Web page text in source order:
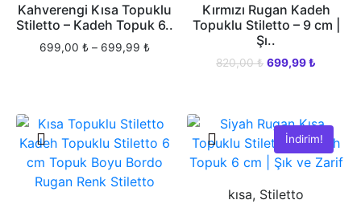
Kahverengi Kısa Topuklu
Stiletto – Kadeh Topuk 6..
699,00₺ – 699,99₺
Kırmızı Rugan Kadeh
Topuklu Stiletto – 9 cm |
Şı..
820,00₺ 699,99₺
İndirim!
kısa, Stiletto